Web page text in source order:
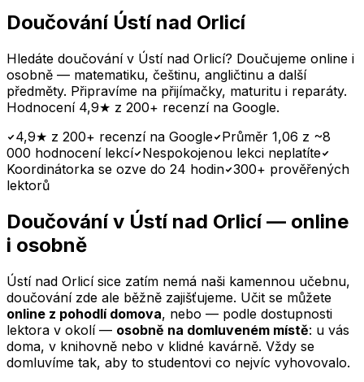
Doučování Ústí nad Orlicí
Hledáte doučování v Ústí nad Orlicí? Doučujeme online i
osobně — matematiku, češtinu, angličtinu a další
předměty. Připravíme na přijímačky, maturitu i reparáty.
Hodnocení 4,9★ z 200+ recenzí na Google.
4,9★ z 200+ recenzí na Google Průměr 1,06 z ~8
000 hodnocení lekcí Nespokojenou lekci neplatíte
Koordinátorka se ozve do 24 hodin 300+ prověřených
lektorů
Doučovánív Ústí nad Orlicí— online
i osobně
Ústí nad Orlicísice zatím nemá naši kamennou učebnu,
doučování zde ale běžně zajišťujeme. Učit se můžete
online z pohodlí domova, nebo — podle dostupnosti
lektora v okolí — osobně na domluveném místě: u vás
doma, v knihovně nebo v klidné kavárně. Vždy se
domluvíme tak, aby to studentovi co nejvíc vyhovovalo.